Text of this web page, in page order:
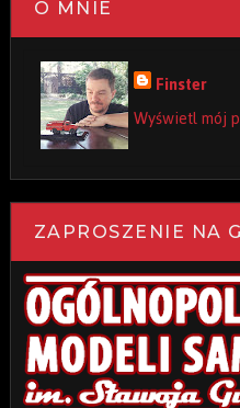
O MNIE
Finster
Wyświetl mój
ZAPROSZENIE NA